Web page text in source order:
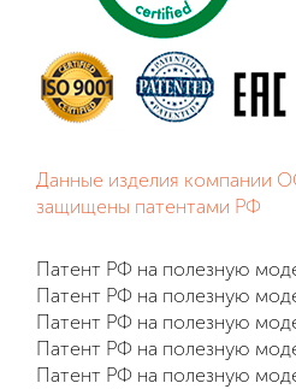
Данные изделия
защищены патентами РФ
Патент РФ на полезную
Патент РФ на полезную
Патент РФ на полезную
Патент РФ на полезную
Патент РФ на полезную